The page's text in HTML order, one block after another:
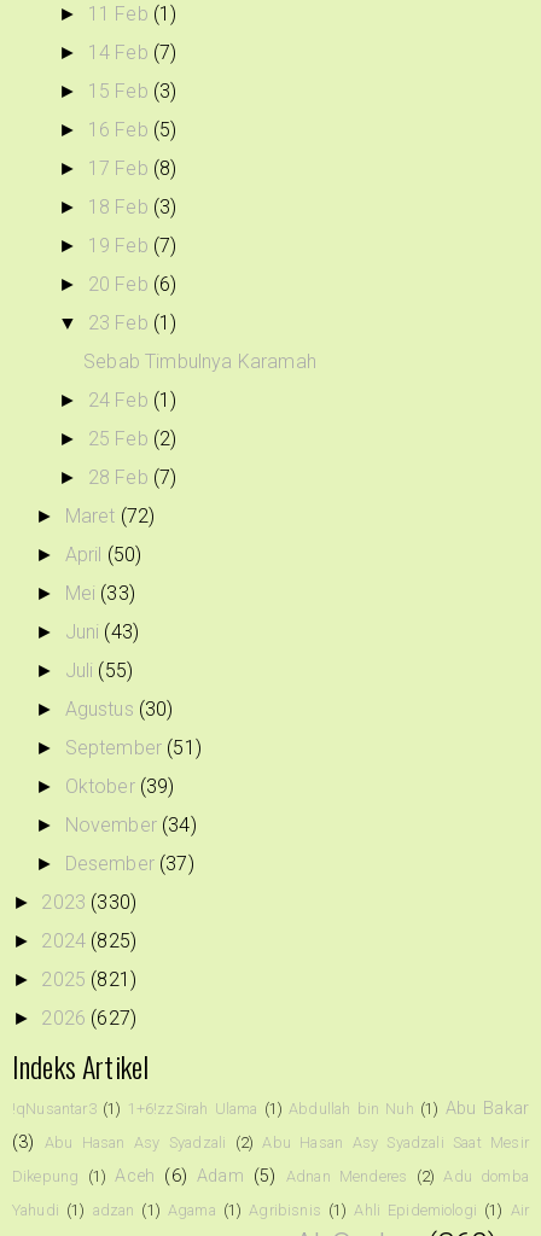
► 11 Feb (1)
► 14 Feb (7)
► 15 Feb (3)
► 16 Feb (5)
► 17 Feb (8)
► 18 Feb (3)
► 19 Feb (7)
► 20 Feb (6)
▼ 23 Feb (1)
Sebab Timbulnya Karamah
► 24 Feb (1)
► 25 Feb (2)
► 28 Feb (7)
► Maret (72)
► April (50)
► Mei (33)
► Juni (43)
► Juli (55)
► Agustus (30)
► September (51)
► Oktober (39)
► November (34)
► Desember (37)
► 2023 (330)
► 2024 (825)
► 2025 (821)
► 2026 (627)
Indeks Artikel
!qNusantar3 (1) 1+6!zzSirah Ulama (1) Abdullah bin Nuh (1) Abu Bakar
(3)
Abu Hasan Asy Syadzali (2) Abu Hasan Asy Syadzali Saat Mesir
Dikepung
(1) Aceh (6) Adam (5) Adnan Menderes (2) Adu domba
Yahudi (1) adzan (1) Agama (1) Agribisnis (1) Ahli Epidemiologi (1) Air